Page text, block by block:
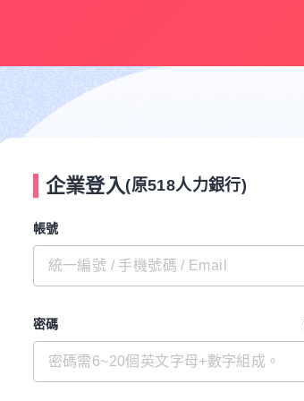
企業登入(原518人力銀行)
帳號
密碼